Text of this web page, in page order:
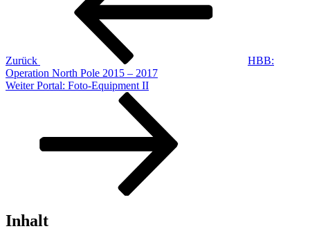
Zurück
HBB:
Operation North Pole 2015 – 2017
Nächster
Weiter Portal: Foto-Equipment II
Inhalt